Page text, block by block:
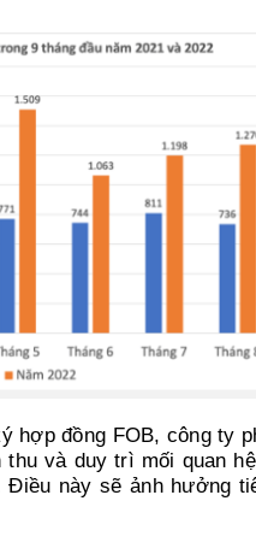
hợp đồng FOB, công ty
và duy trì mối quan
Điều này sẽ ảnh hưởng